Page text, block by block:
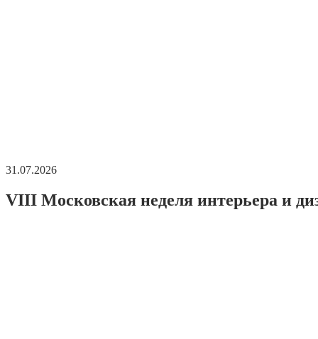
31.07.2026
VIII Московская неделя интерьера и